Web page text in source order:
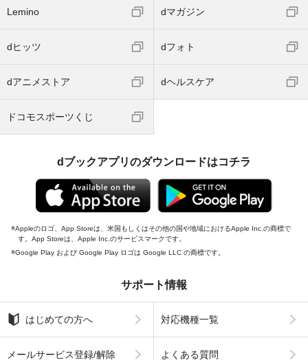
Lemino dマガジン
dヒッツ dフォト
dアニメストア dヘルスケア
ドコモスポーツくじ
dブックアプリのダウンロードはコチラ
Appleのロゴ、App Storeは、米国もしくはその他の国や地域におけるApple Inc.の商標で
す。App Storeは、Apple Inc.のサービスマークです。
Google Play および Google Play ロゴは Google LLC の商標です。
サポート情報
はじめての方へ 対応機種一覧
メールサービス登録/解除 よくある質問